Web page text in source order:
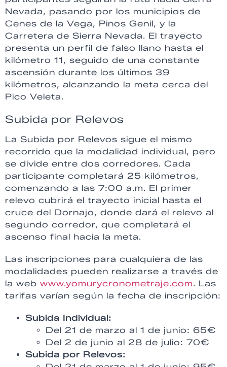
Nevada, pasando por los municipios de
Cenes de la Vega, Pinos Genil, y la
Carretera de Sierra Nevada. El trayecto
presenta un perfil de falso llano hasta el
kilómetro 11, seguido de una constante
ascensión durante los últimos 39
kilómetros, alcanzando la meta cerca del
Pico Veleta.
Subida por Relevos
La Subida por Relevos sigue el mismo
recorrido que la modalidad individual, pero
se divide entre dos corredores. Cada
participante completará 25 kilómetros,
comenzando a las 7:00 a.m. El primer
relevo cubrirá el trayecto inicial hasta el
cruce del Dornajo, donde dará el relevo al
segundo corredor, que completará el
ascenso final hacia la meta.
Las inscripciones para cualquiera de las
modalidades pueden realizarse a través de
la web www.yomurycronometraje.com. Las
tarifas varían según la fecha de inscripción:
Subida Individual:
Del 21 de marzo al 1 de junio: 65€
Del 2 de junio al 28 de julio: 70€
Subida por Relevos: